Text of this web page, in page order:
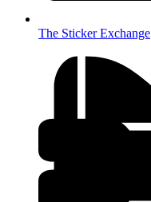
The Sticker Exchange